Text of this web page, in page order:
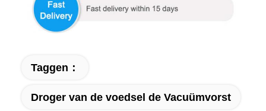
Taggen：
Droger van de voedsel de Vacuümvorst